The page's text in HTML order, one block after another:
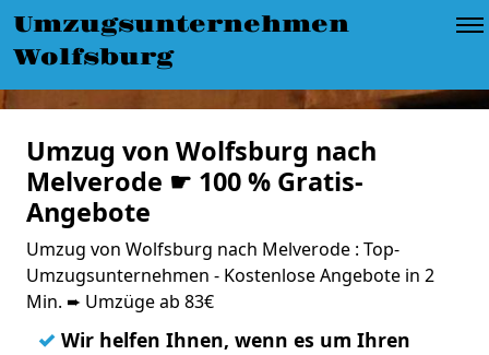
Umzugsunternehmen
Wolfsburg
Umzug von Wolfsburg nach
Melverode ☛ 100 % Gratis-
Angebote
Umzug von Wolfsburg nach Melverode : Top-
Umzugsunternehmen - Kostenlose Angebote in 2
Min. ➨ Umzüge ab 83€
✓ Wir helfen Ihnen, wenn es um Ihren